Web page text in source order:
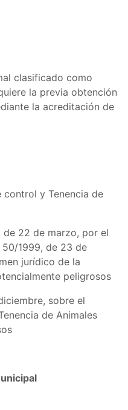
clasificado como
la previa obtención
la acreditación de
control y Tenencia de
22 de marzo, por el
1999, de 23 de
jurídico de la
peligrosos
sobre el
de Animales